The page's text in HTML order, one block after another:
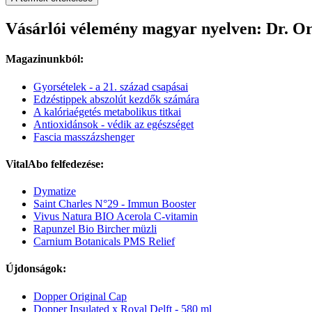
Vásárlói vélemény magyar nyelven: Dr.
Magazinunkból:
Gyorsételek - a 21. század csapásai
Edzéstippek abszolút kezdők számára
A kalóriaégetés metabolikus titkai
Antioxidánsok - védik az egészséget
Fascia masszázshenger
VitalAbo felfedezése:
Dymatize
Saint Charles N°29 - Immun Booster
Vivus Natura BIO Acerola C-vitamin
Rapunzel Bio Bircher müzli
Carnium Botanicals PMS Relief
Újdonságok:
Dopper Original Cap
Dopper Insulated x Royal Delft - 580 ml